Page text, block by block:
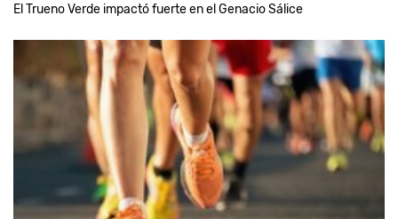
El Trueno Verde impactó fuerte en el Genacio Sálice